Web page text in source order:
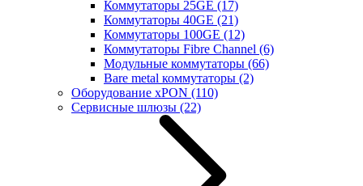
Коммутаторы 25GE (17)
Коммутаторы 40GE (21)
Коммутаторы 100GE (12)
Коммутаторы Fibre Channel (6)
Модульные коммутаторы (66)
Bare metal коммутаторы (2)
Оборудование xPON (110)
Сервисные шлюзы (22)